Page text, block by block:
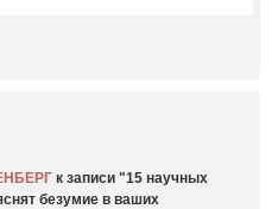
к записи
15 научных
безумие в ваших